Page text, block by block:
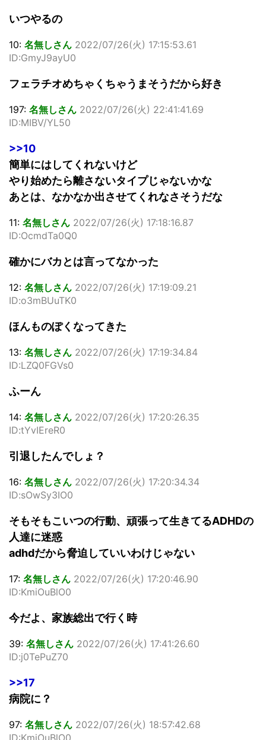
いつやるの
10: 名無しさん 2022/07/26(火) 17:15:53.61
ID:GmyJ9ayU0
フェラチオめちゃくちゃうまそうだから好き
197: 名無しさん 2022/07/26(火) 22:41:41.69
ID:MIBV/YL50
>>10
簡単にはしてくれないけど
やり始めたら離さないタイプじゃないかな
あとは、なかなか出させてくれなさそうだな
11: 名無しさん 2022/07/26(火) 17:18:16.87
ID:OcmdTa0Q0
確かにバカとは言ってなかった
12: 名無しさん 2022/07/26(火) 17:19:09.21
ID:o3mBUuTK0
ほんものぽくなってきた
13: 名無しさん 2022/07/26(火) 17:19:34.84
ID:LZQ0FGVs0
ふーん
14: 名無しさん 2022/07/26(火) 17:20:26.35
ID:tYvIEreR0
引退したんでしょ？
16: 名無しさん 2022/07/26(火) 17:20:34.34
ID:sOwSy3IO0
そもそもこいつの行動、頑張って生きてるADHDの
人達に迷惑
adhdだから脅迫していいわけじゃない
17: 名無しさん 2022/07/26(火) 17:20:46.90
ID:KmiOuBlO0
今だよ、家族総出で行く時
39: 名無しさん 2022/07/26(火) 17:41:26.60
ID:j0TePuZ70
>>17
病院に？
97: 名無しさん 2022/07/26(火) 18:57:42.68